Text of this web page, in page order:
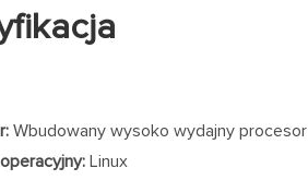
Wbudowany wysoko wydajny procesor
Linux